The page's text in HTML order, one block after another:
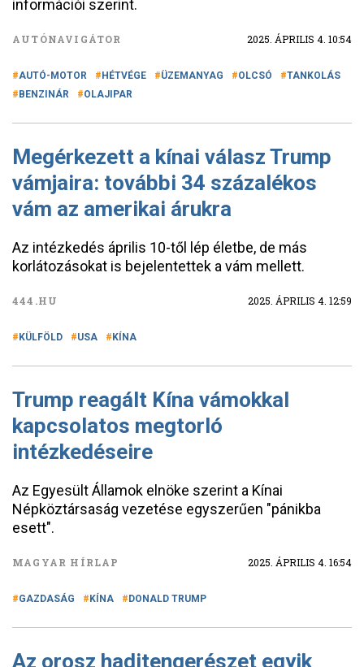
információi szerint.
AUTÓNAVIGÁTOR 2025. ÁPRILIS 4. 10:54
AUTÓ-MOTOR HÉTVÉGE ÜZEMANYAG OLCSÓ
TANKOLÁS
BENZINÁR
OLAJIPAR
Megérkezett a kínai válasz Trump
vámjaira: további 34 százalékos
vám az amerikai árukra
Az intézkedés április 10-től lép életbe, de más
korlátozásokat is bejelentettek a vám mellett.
444.HU 2025. ÁPRILIS 4. 12:59
KÜLFÖLD USA KÍNA
Trump reagált Kína vámokkal
kapcsolatos megtorló
intézkedéseire
Az Egyesült Államok elnöke szerint a Kínai
Népköztársaság vezetése egyszerűen "pánikba
esett".
MAGYAR HÍRLAP 2025. ÁPRILIS 4. 16:54
GAZDASÁG KÍNA DONALD TRUMP
Az orosz haditengerészet egyik